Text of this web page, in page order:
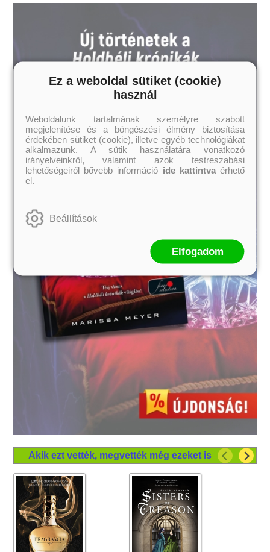
Akik ezt vették, megvették még ezeket is
Ez a weboldal sütiket (cookie)
használ
Weboldalunk tartalmának személyre szabott
megjelenítése és a böngészési élmény biztosítása
érdekében sütiket (cookie), illetve egyéb technológiákat
alkalmazunk. A sütik használatára vonatkozó
irányelveinkről, valamint azok testreszabási
lehetőségeiről bővebb információ ide kattintvaérhető
el.
Beállítások
Elfogadom